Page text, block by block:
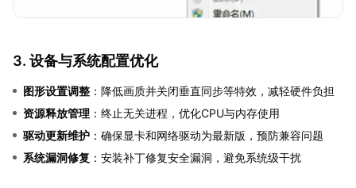
3. 设备与系统配置优化
图形设置调整 ：降低画质并关闭垂直同步等特效，减轻硬件负担
资源释放管理 ：终止无关进程，优化CPU与内存使用
驱动更新维护 ：确保显卡和网络驱动为最新版，预防兼容问题
系统漏洞修复 ：安装补丁修复安全漏洞，避免系统级干扰